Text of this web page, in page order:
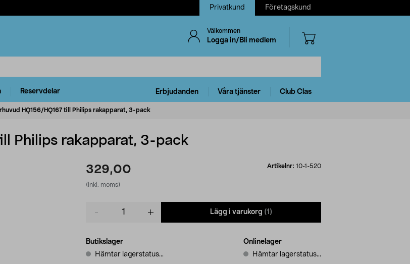
Privatkund Företagskund
Välkommen
Logga in/Bli medlem
Reservdelar Erbjudanden Våra tjänster Club Clas
HQ156/HQ167 till Philips rakapparat, 3-pack
Philips rakapparat, 3-pack
329,00
(inkl. moms)
Artikelnr: 10-1-520
Lägg i varukorg (1)
Butikslager
Hämtar lagerstatus...
Onlinelager
Hämtar lagerstatus...